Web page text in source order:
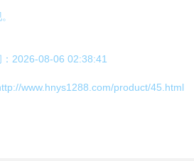
2026-08-06 02:38:41
www.hnys1288.com/product/45.html